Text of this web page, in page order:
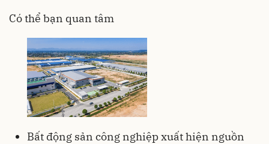
Có thể bạn quan tâm
Bất động sản công nghiệp xuất hiện nguồn